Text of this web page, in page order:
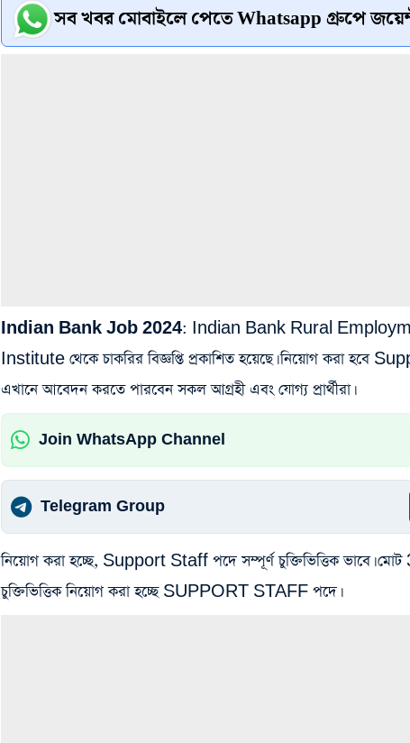
সব খবর মোবাইলে পেতে Whatsapp গ্রুপে
Indian Bank Job 2024: Indian Bank Rural
Institute থেকে চাকরির বিজ্ঞপ্তি প্রকাশিত হয়েছে। নিয়োগ করা হবে
এখানে আবেদন করতে পারবেন সকল আগ্রহী এবং যোগ্য প্রার্থীরা।
Join WhatsApp Channel
Telegram Group
নিয়োগ করা হচ্ছে, Support Staff পদে সম্পূর্ণ চুক্তিভিত্তিক ভাবে।
চুক্তিভিত্তিক নিয়োগ করা হচ্ছে SUPPORT STAFF পদে।